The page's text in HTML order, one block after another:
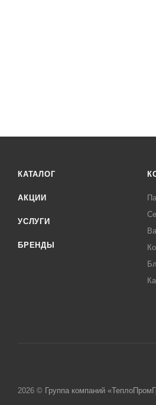
КАТАЛОГ
АКЦИИ
УСЛУГИ
БРЕНДЫ
2026 © Группа компаний